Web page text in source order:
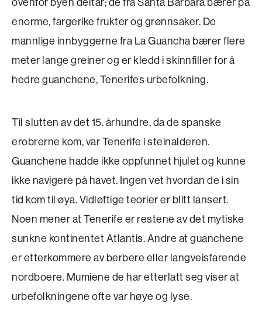
enorme, fargerike frukter og grønnsaker. De
mannlige innbyggerne fra La Guancha bærer flere
meter lange greiner og er kledd i skinnfiller for å
hedre guanchene, Tenerifes urbefolkning.
Til slutten av det 15. århundre, da de spanske
erobrerne kom, var Tenerife i steinalderen.
Guanchene hadde ikke oppfunnet hjulet og kunne
ikke navigere på havet. Ingen vet hvordan de i sin
tid kom til øya. Vidløftige teorier er blitt lansert.
Noen mener at Tenerife er restene av det mytiske
sunkne kontinentet Atlantis. Andre at guanchene
er etterkommere av berbere eller langveisfarende
nordboere. Mumiene de har etterlatt seg viser at
urbefolkningene ofte var høye og lyse.